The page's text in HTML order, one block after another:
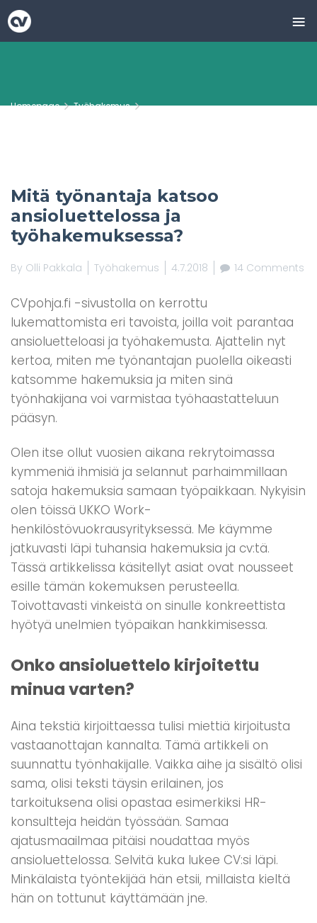
≡
Homepage
Työhakemus
Mitä työnantaja katsoo
ansioluettelossa ja
työhakemuksessa?
By Olli Pakkala Työhakemus 4.7.2018 14 Comments
CVpohja.fi -sivustolla on kerrottu
lukemattomista eri tavoista, joilla voit parantaa
ansioluetteloasi ja työhakemusta. Ajattelin nyt
kertoa, miten me työnantajan puolella oikeasti
katsomme hakemuksia ja miten sinä
työnhakijana voi varmistaa työhaastatteluun
pääsyn.
Olen itse ollut vuosien aikana rekrytoimassa
kymmeniä ihmisiä ja selannut parhaimmillaan
satoja hakemuksia samaan työpaikkaan. Nykyisin
olen töissä UKKO Work-
henkilöstövuokrausyrityksessä. Me käymme
jatkuvasti läpi tuhansia hakemuksia ja cv:tä.
Tässä artikkelissa käsitellyt asiat ovat nousseet
esille tämän kokemuksen perusteella.
Toivottavasti vinkeistä on sinulle konkreettista
hyötyä unelmien työpaikan hankkimisessa.
Onko ansioluettelo kirjoitettu
minua varten?
Aina tekstiä kirjoittaessa tulisi miettiä kirjoitusta
vastaanottajan kannalta. Tämä artikkeli on
suunnattu työnhakijalle. Vaikka aihe ja sisältö olisi
sama, olisi teksti täysin erilainen, jos
tarkoituksena olisi opastaa esimerkiksi HR-
konsultteja heidän työssään. Samaa
ajatusmaailmaa pitäisi noudattaa myös
ansioluettelossa. Selvitä kuka lukee CV:si läpi.
Minkälaista työntekijää hän etsii, millaista kieltä
hän on tottunut käyttämään jne.